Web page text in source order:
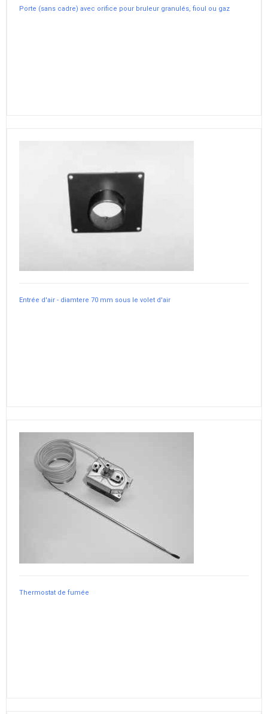
Porte (sans cadre) avec orifice pour bruleur granulés, fioul ou gaz
Entrée d'air - diamtere 70 mm sous le volet d'air
Thermostat de fumée